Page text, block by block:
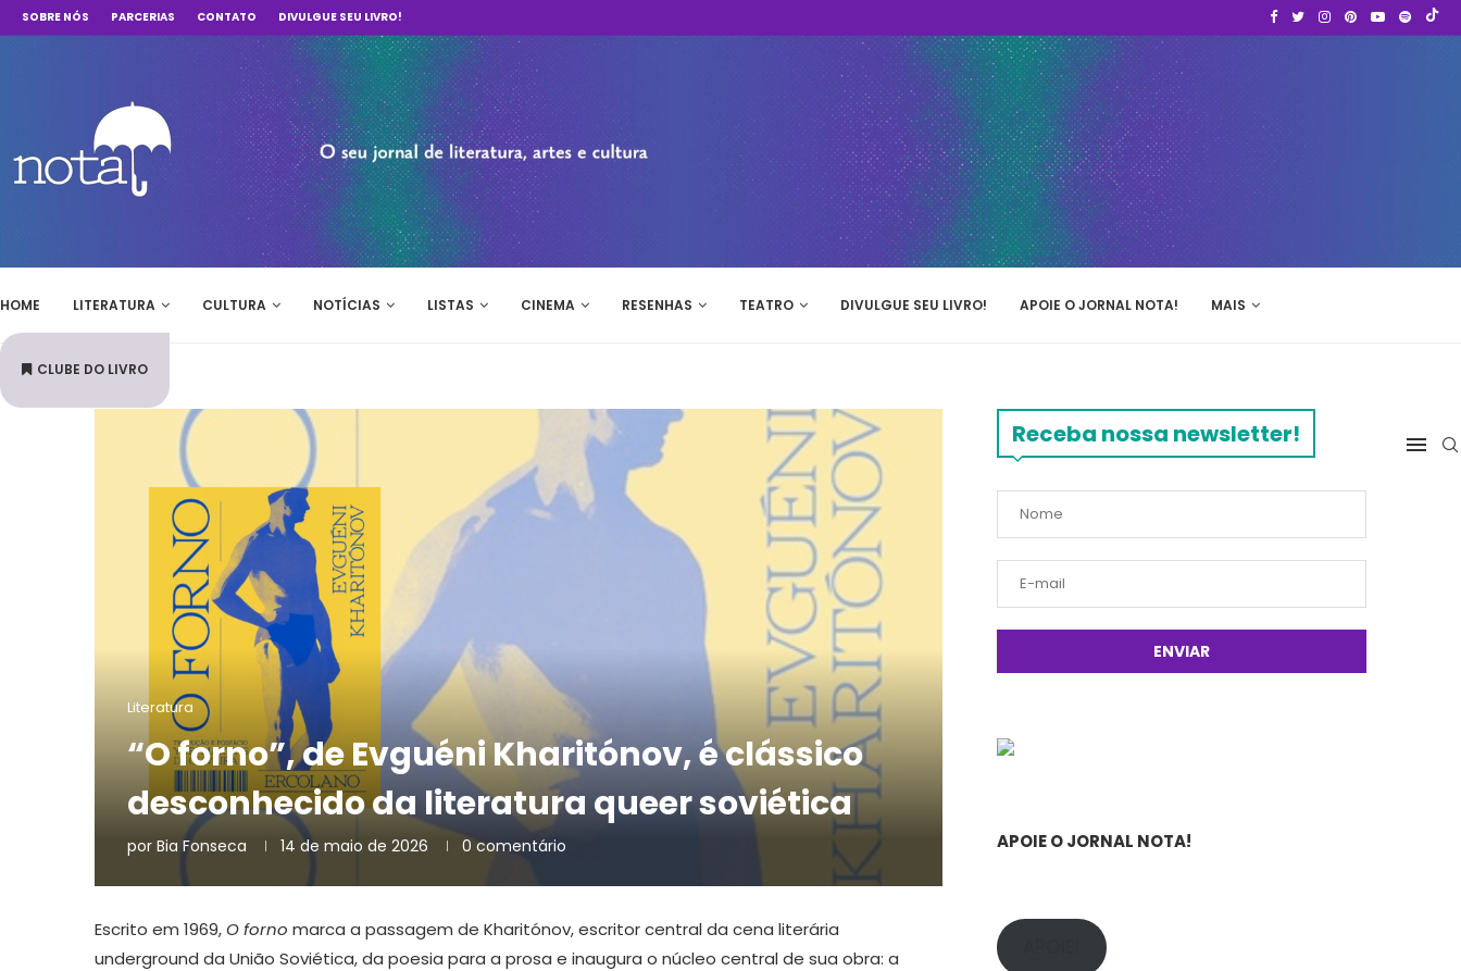
SOBRE NÓS PARCERIAS CONTATO DIVULGUE SEU LIVRO!
HOME LITERATURA CULTURA NOTÍCIAS LISTAS CINEMA RESENHAS TEATRO DIVULGUE SEU LIVRO! APOIE O JORNAL NOTA! MAIS
CLUBE DO LIVRO
Literatura
“O forno”, de Evguéni Kharitónov, é clássico
desconhecido da literatura queer soviética
por Bia Fonseca 14 de maio de 2026 0 comentário
Escrito em 1969,O forno marca a passagem de Kharitónov, escritor central da cena literária
underground da União Soviética, da poesia para a prosa e inaugura o núcleo central de sua obra: a
Receba nossa newsletter!
APOIE O JORNAL NOTA!